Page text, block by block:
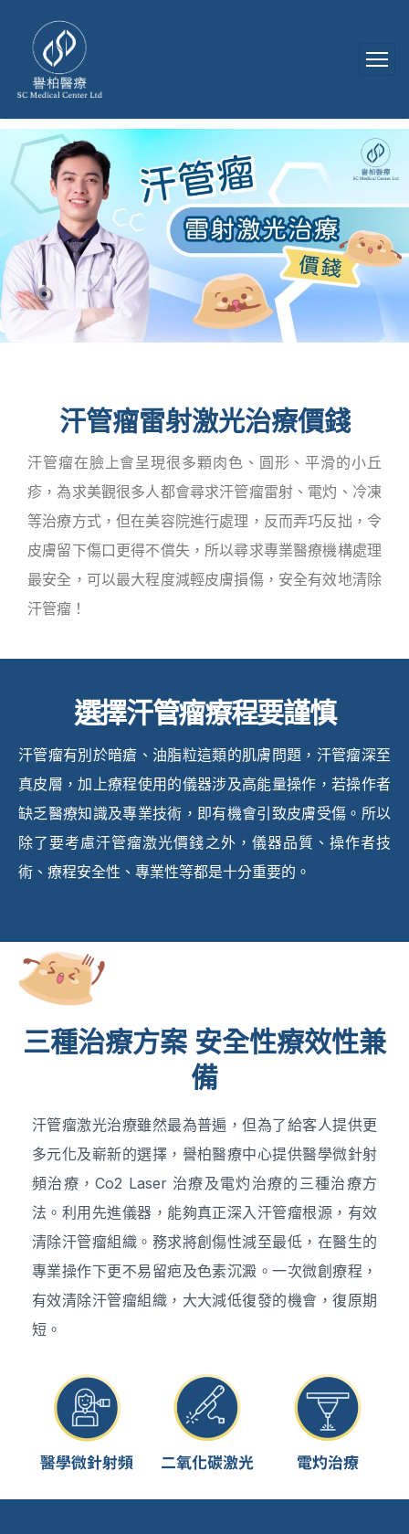
汗管瘤雷射激光治療價錢
汗管瘤在臉上會呈現很多顆肉色、圓形、平滑的小丘
疹，為求美觀很多人都會尋求汗管瘤雷射、電灼、冷凍
等治療方式，但在美容院進行處理，反而弄巧反拙，令
皮膚留下傷口更得不償失，所以尋求專業醫療機構處理
最安全，可以最大程度減輕皮膚損傷，安全有效地清除
汗管瘤！
選擇汗管瘤療程要謹慎
汗管瘤有別於暗瘡、油脂粒這類的肌膚問題，汗管瘤深至
真皮層，加上療程使用的儀器涉及高能量操作，若操作者
缺乏醫療知識及專業技術，即有機會引致皮膚受傷。所以
除了要考慮汗管瘤激光價錢之外，儀器品質、操作者技
術、療程安全性、專業性等都是十分重要的。
三種治療方案 安全性療效性兼
備
汗管瘤激光治療雖然最為普遍，但為了給客人提供更
多元化及嶄新的選擇，譽柏醫療中心提供醫學微針射
頻治療，Co2 Laser 治療及電灼治療的三種治療方
法。利用先進儀器，能夠真正深入汗管瘤根源，有效
清除汗管瘤組織。務求將創傷性減至最低，在醫生的
專業操作下更不易留疤及色素沉澱。一次微創療程，
有效清除汗管瘤組織，大大減低復發的機會，復原期
短。